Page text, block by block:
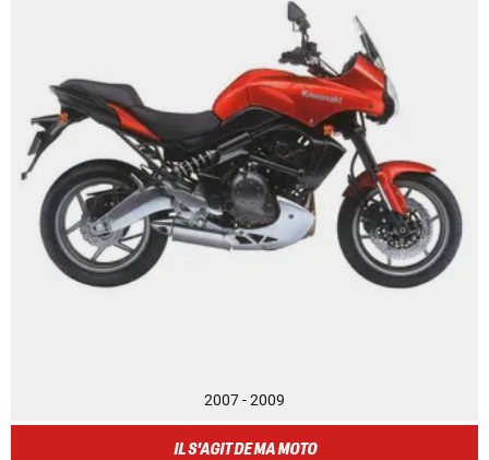
2007 - 2009
IL S'AGIT DE MA MOTO